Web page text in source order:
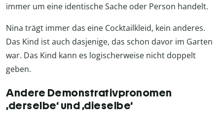
immer um eine identische Sache oder Person handelt.
Nina trägt immer das eine Cocktailkleid, kein anderes.
Das Kind ist auch dasjenige, das schon davor im Garten
war. Das Kind kann es logischerweise nicht doppelt
geben.
Andere Demonstrativpronomen
‚derselbe‘ und ‚dieselbe‘